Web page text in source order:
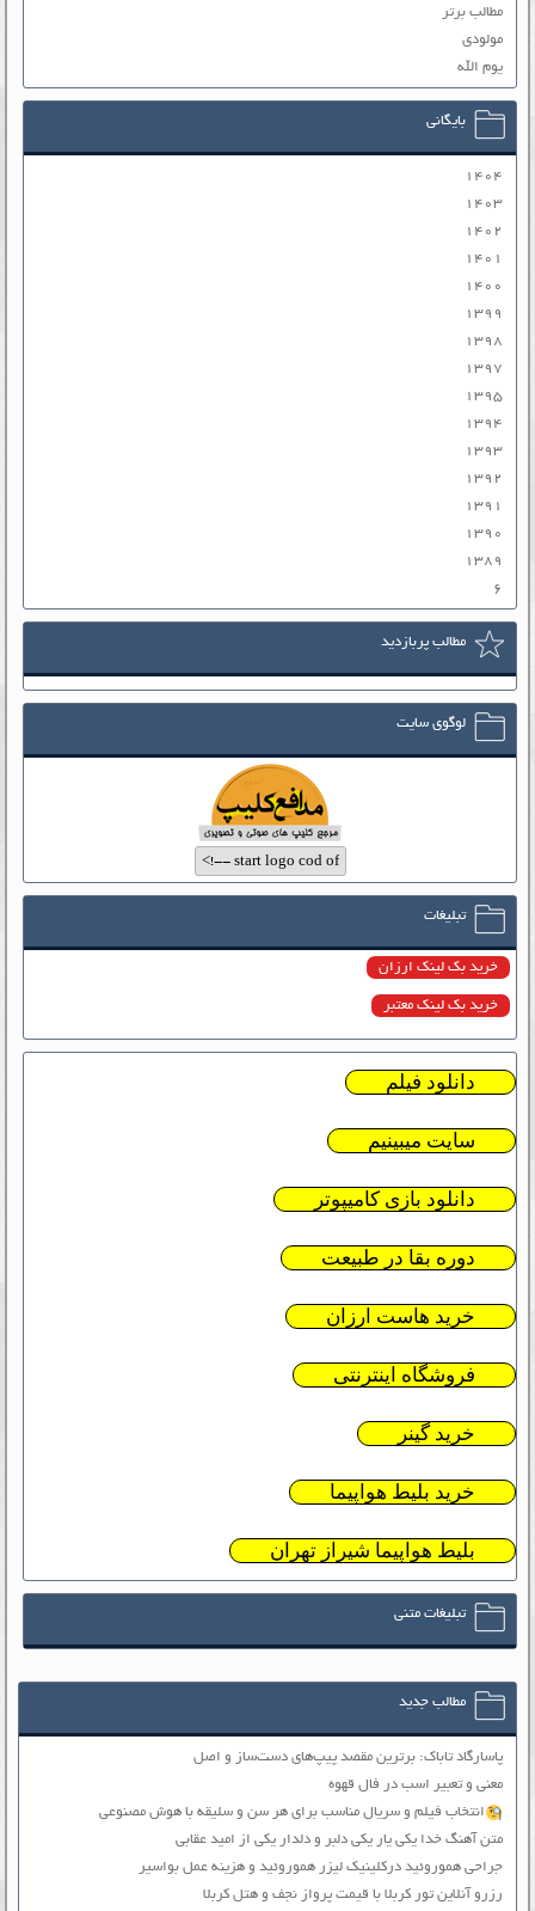
مطالب برتر
مولودی
یوم الله
بایگانی
۱۴۰۴
۱۴۰۳
۱۴۰۲
۱۴۰۱
۱۴۰۰
۱۳۹۹
۱۳۹۸
۱۳۹۷
۱۳۹۵
۱۳۹۴
۱۳۹۳
۱۳۹۲
۱۳۹۱
۱۳۹۰
۱۳۸۹
۶
مطالب پربازدید
لوگوی سایت
تبلیغات
خرید بک لینک ارزان
خرید بک لینک معتبر
دانلود فیلم
سایت میبینیم
دانلود بازی کامیپوتر
دوره بقا در طبیعت
خرید هاست ارزان
فروشگاه اینترنتی
خرید گینر
خرید بلیط هواپیما
بلیط هواپیما شیراز تهران
تبلیغات متنی
مطالب جدید
پاسارگاد تاباک: برترین مقصد پیپ‌های دست‌ساز و اصل
معنی و تعبیر اسب در فال قهوه
انتخاب فیلم و سریال مناسب برای هر سن و سلیقه با هوش مصنوعی
متن آهنگ خدا یکی یار یکی دلبر و دلدار یکی از امید عقابی
جراحی هموروئید درکلینیک لیزر هموروئید و هزینه عمل بواسیر
رزرو آنلاین تور کربلا با قیمت پرواز نجف و هتل کربلا